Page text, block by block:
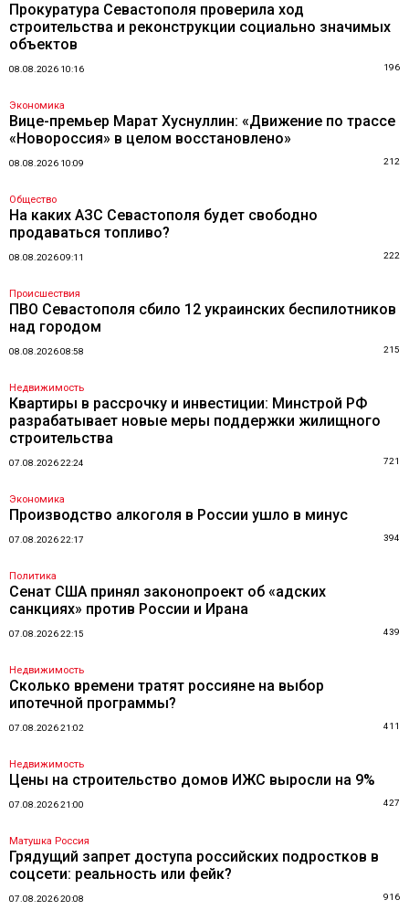
Прокуратура Севастополя проверила ход
строительства и реконструкции социально значимых
объектов
08.08.2026 10:16 196
Экономика
Вице-премьер Марат Хуснуллин: «Движение по трассе
«Новороссия» в целом восстановлено»
08.08.2026 10:09 212
Общество
На каких АЗС Севастополя будет свободно
продаваться топливо?
08.08.2026 09:11 222
Происшествия
ПВО Севастополя сбило 12 украинских беспилотников
над городом
08.08.2026 08:58 215
Недвижимость
Квартиры в рассрочку и инвестиции: Минстрой РФ
разрабатывает новые меры поддержки жилищного
строительства
07.08.2026 22:24 721
Экономика
Производство алкоголя в России ушло в минус
07.08.2026 22:17 394
Политика
Сенат США принял законопроект об «адских
санкциях» против России и Ирана
07.08.2026 22:15 439
Недвижимость
Сколько времени тратят россияне на выбор
ипотечной программы?
07.08.2026 21:02 411
Недвижимость
Цены на строительство домов ИЖС выросли на 9%
07.08.2026 21:00 427
Матушка Россия
Грядущий запрет доступа российских подростков в
соцсети: реальность или фейк?
07.08.2026 20:08 916